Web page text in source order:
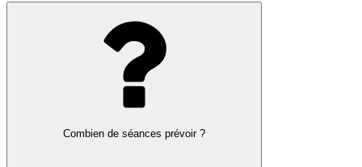
Combien de séances prévoir ?